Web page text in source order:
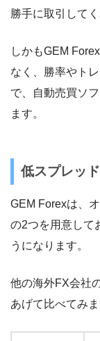
勝手に取引してく
しかもGEM
なく、勝率やト
で、自動売買ソ
ます。
低スプレッ
GEM Forexは、
の2つを用意して
うになります。
他の海外FX会社
あげて比べてみま